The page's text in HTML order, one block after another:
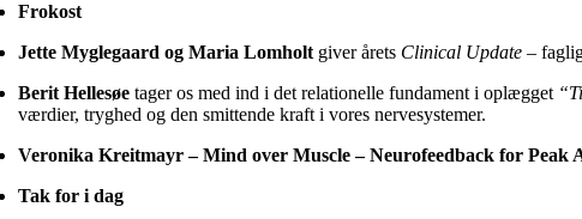
Frokost
Jette Myglegaard og Maria Lomholtgiver årets Clinical Update– faglig
Berit Hellesøetager os med ind i det relationelle fundament i oplægget
værdier, tryghed og den smittende kraft i vores nervesystemer.
Veronika Kreitmayr – Mind over Muscle – Neurofeedback for Peak
Tak for i dag